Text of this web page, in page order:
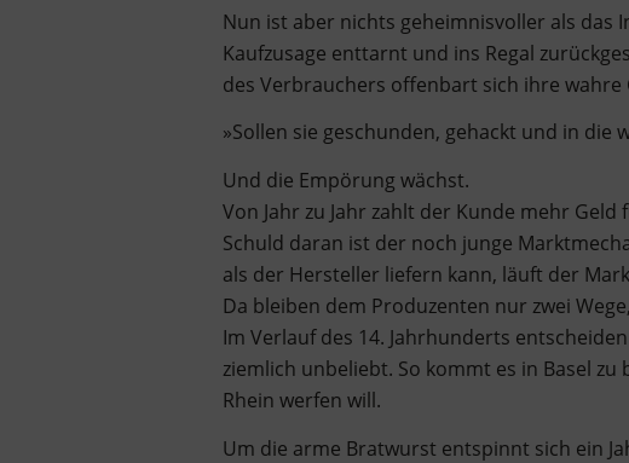
Nun ist aber nichts geheimnisvoller als das
Kaufzusage enttarnt und ins Regal
des Verbrauchers offenbart sich ihre wahre
»Sollen sie geschunden, gehackt und in die
Und die Empörung wächst.
Von Jahr zu Jahr zahlt der Kunde mehr
Schuld daran ist der noch junge
als der Hersteller liefern kann, läuft der
Da bleiben dem Produzenten nur zwei
Im Verlauf des 14. Jahrhunderts
ziemlich unbeliebt. So kommt es in Basel
Rhein werfen will.
Um die arme Bratwurst entspinnt sich ein